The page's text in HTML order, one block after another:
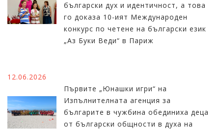
български дух и идентичност, а това
го доказа 10-ият Международен
конкурс по четене на български език
„Аз Буки Веди“ в Париж
12.06.2026
Първите „Юнашки игри“ на
Изпълнителната агенция за
българите в чужбина обединиха деца
от български общности в духа на